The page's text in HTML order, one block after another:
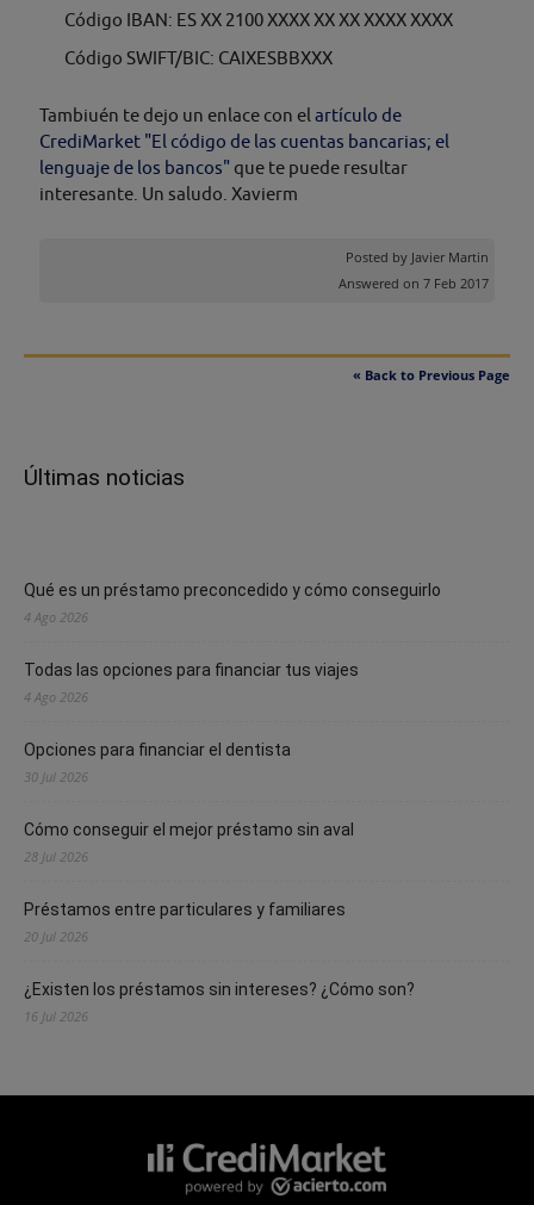
Código IBAN: ES XX 2100 XXXX XX XX XXXX XXXX
Código SWIFT/BIC: CAIXESBBXXX
Tambiuén te dejo un enlace con el artículo de
CrediMarket "El código de las cuentas bancarias; el
lenguaje de los bancos" que te puede resultar
interesante. Un saludo. Xavierm
Posted by Javier Martin
Answered on 7 Feb 2017
« Back to Previous Page
Últimas noticias
Qué es un préstamo preconcedido y cómo conseguirlo
4 Ago 2026
Todas las opciones para financiar tus viajes
4 Ago 2026
Opciones para financiar el dentista
30 Jul 2026
Cómo conseguir el mejor préstamo sin aval
28 Jul 2026
Préstamos entre particulares y familiares
20 Jul 2026
¿Existen los préstamos sin intereses? ¿Cómo son?
16 Jul 2026